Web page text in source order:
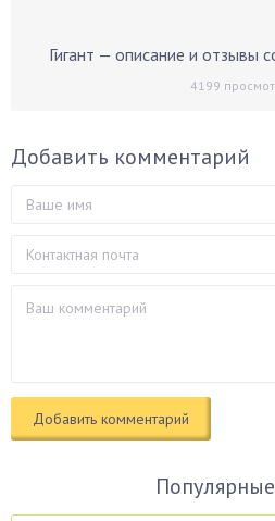
Гигант — описание и отзывы
4199
Добавить комментарий